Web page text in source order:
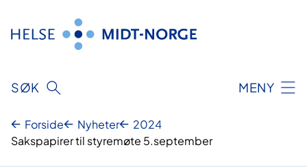
innhold
SØK MENY
Forside Nyheter
2024
Sakspapirer til styremøte 5.september